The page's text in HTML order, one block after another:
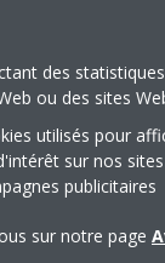
des
ou des sites
utilisés pour
sur nos
publicitaires
sur notre page